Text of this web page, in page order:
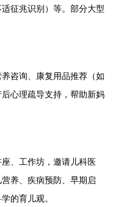
适征兆识别）等。部分大型
咨询、康复用品推荐（如
心理疏导支持，帮助新妈
、工作坊，邀请儿科医
养、疾病预防、早期启
的育儿观。